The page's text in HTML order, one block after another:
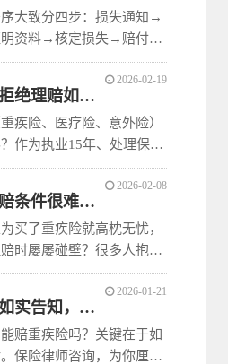
大致分四步：损失通知→
明资料→核定损失→赔付或
人身保险拒绝理赔如何处理
疾险、医疗险、意外险）
作为执业15年、处理保险
的保险律师，姜瑛律师聊
险拒绝理赔如何处理的问
2026-02-19
重疾险理赔条件很难达到？别慌，保险律师咨
买了重疾险就高枕无忧，
时屡屡碰壁？很多人抱
理赔条件很难达到，保险
在故意刁难？”其实，问题
理解、健康告知、理赔材
节上。作为一名拥有15年
理保险纠纷超过10年的保
2026-02-08
投保时未如实告知，重疾险还能理赔吗？
赔重疾险吗？关键在于如
保险律师咨询，为你厘清
2026-01-21